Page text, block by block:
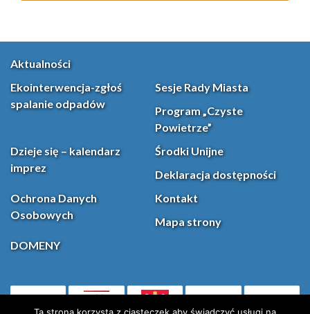
Aktualności
Ekointerwencja-zgłoś
spalanie odpadów
Sesje Rady Miasta
Program „Czyste
Powietrze”
Dzieje się – kalendarz
imprez
Środki Unijne
Deklaracja dostępności
Ochrona Danych
Osobowych
Kontakt
Mapa strony
DOMENY